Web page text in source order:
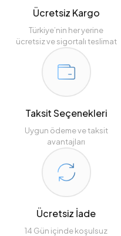
Ücretsiz Kargo
Türkiye’nin her yerine
ücretsiz ve sigortalı teslimat
Taksit Seçenekleri
Uygun ödeme ve taksit
avantajları
Ücretsiz İade
14 Gün içinde koşulsuz